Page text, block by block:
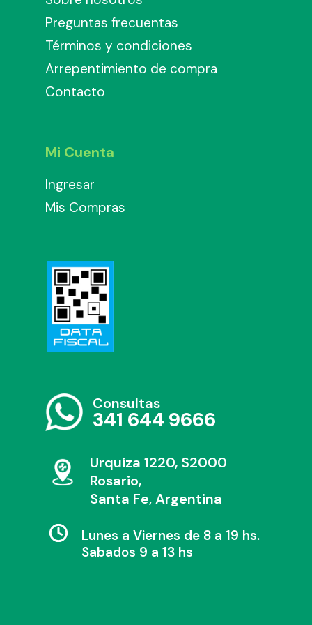
Preguntas frecuentas
Términos y condiciones
Arrepentimiento de compra
Contacto
Mi Cuenta
Ingresar
Mis Compras
Consultas
341 644 9666
Urquiza 1220, S2000
Rosario,
Santa Fe, Argentina
Lunes a Viernes de 8 a 19 hs.
Sabados 9 a 13 hs